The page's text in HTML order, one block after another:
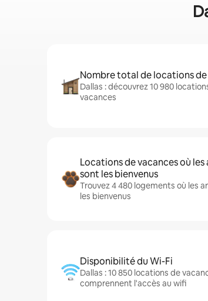
Nombre total de locations
Dallas : découvrez 10 980
vacances
Locations de vacances où les
sont les bienvenus
Trouvez 4 480 logements où les
les bienvenus
Disponibilité du Wi-Fi
Dallas : 10 850 locations de
comprennent l'accès au wifi